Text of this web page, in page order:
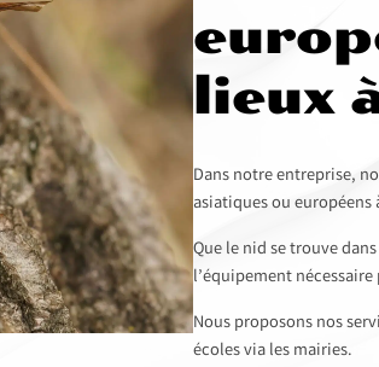
lieux
Dans notre entreprise,
asiatiques ou européens
Que le nid se trouve
l’équipement
Nous proposons nos
écoles via les mairies.